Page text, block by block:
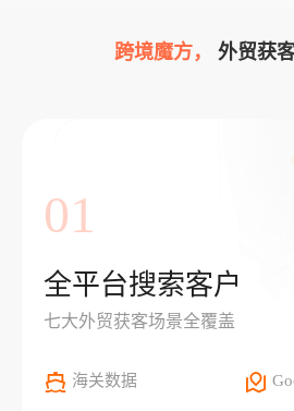
跨境魔方， 外贸获
01
全平台搜索客户
七大外贸获客场景全覆盖
海关数据